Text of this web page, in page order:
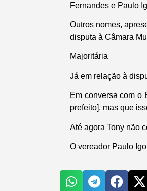
Fernandes e Paulo
Outros nomes,
disputa à Câmara
Majoritária
Já em relação à
Em conversa com o
prefeito], mas que
Até agora Tony não
O vereador Paulo